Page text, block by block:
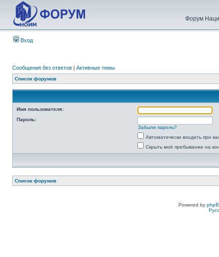
Форум
Вход
Сообщения без ответов | Активные темы
Список форумов
Имя пользователя:
Пароль:
Забыли пароль?
Автоматически входить при
Скрыть моё пребывание на
Список форумов
Powered by